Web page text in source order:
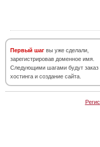
Первый шаг вы уже сделали,
зарегистрировав доменное имя.
Следующими шагами будут заказ
хостинга и создание сайта.